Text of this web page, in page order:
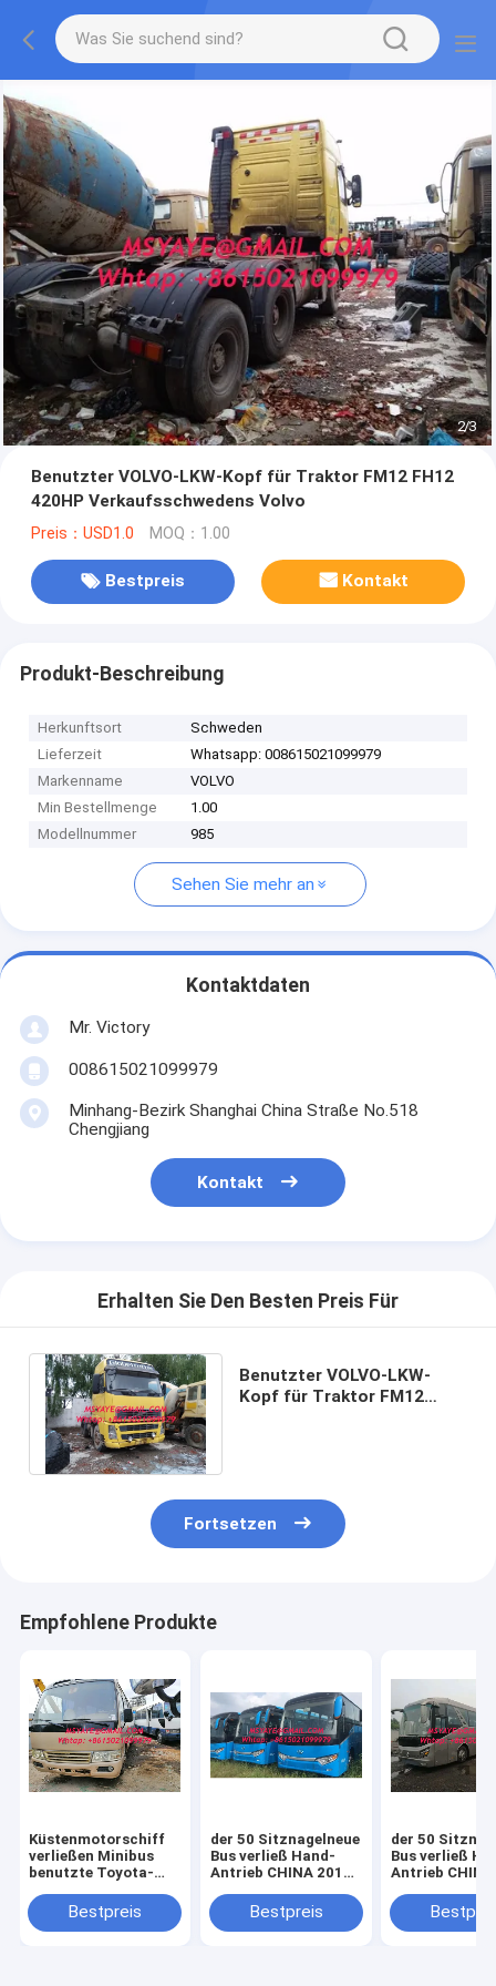
2/3
Benutzter VOLVO-LKW-Kopf für Traktor FM12 FH12
420HP Verkaufsschwedens Volvo
Preis：USD1.0 MOQ：1.00
Bestpreis Kontakt
Produkt-Beschreibung
Herkunftsort
Schweden
Lieferzeit
Whatsapp: 008615021099979
Markenname
VOLVO
Min Bestellmenge
1.00
Modellnummer
985
Sehen Sie mehr an
Kontaktdaten
Mr. Victory
008615021099979
Minhang-Bezirk Shanghai China Straße No.518
Chengjiang
Kontakt
Erhalten Sie Den Besten Preis Für
Benutzter VOLVO-LKW-
Kopf für Traktor FM12
Fortsetzen
Empfohlene Produkte
Küstenmotorschiff
verließen Minibus
benutzte Toyota-
Sitzerbusküstenmotorschiffkleinbus
TOYOTA-
Bestpreis
der 50 Sitznagelneue
Bus verließ Hand-
Antrieb CHINA 2017
für Verkauf
Bestpreis
der 50
Bus verließ
Antrieb
für Verkauf